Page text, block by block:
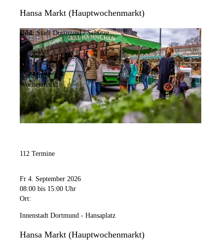
Hansa Markt (Hauptwochenmarkt)
Bild: Stadt Dortmund / Schütze
Kategorie:
Wochenmarkt
112 Termine
Fr 4. September 2026
08:00 bis 15:00 Uhr
Ort:
Innenstadt Dortmund - Hansaplatz
Hansa Markt (Hauptwochenmarkt)